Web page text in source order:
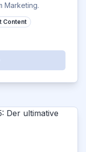
Marketing.
Content